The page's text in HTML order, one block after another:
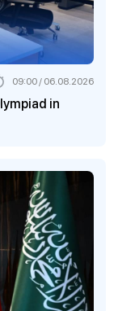
in
09:00 / 06.08.2026